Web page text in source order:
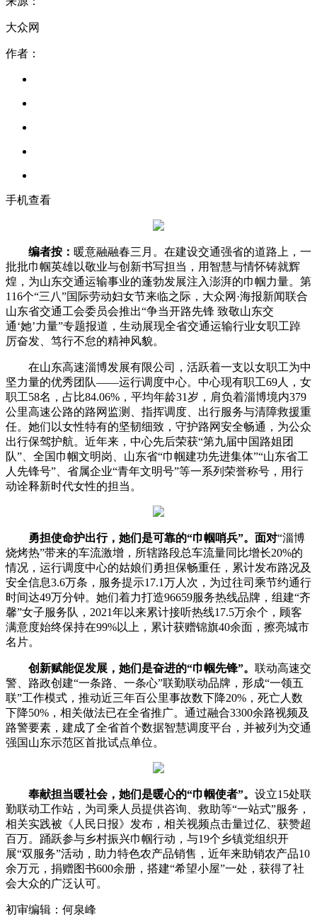
大众网
作者：
手机查看
编者按： 暖意融融春三月。在建设交通强省的道路上，一
批批巾帼英雄以敬业与创新书写担当，用智慧与情怀铸就辉
煌，为山东交通运输事业的蓬勃发展注入澎湃的巾帼力量。第
116个“三八”国际劳动妇女节来临之际，大众网·海报新闻联合
山东省交通工会委员会推出“争当开路先锋 致敬山东交
通‘她’力量”专题报道，生动展现全省交通运输行业女职工踔
厉奋发、笃行不怠的精神风貌。
在山东高速淄博发展有限公司，活跃着一支以女职工为中
坚力量的优秀团队——运行调度中心。中心现有职工69人，女
职工58名，占比84.06%，平均年龄31岁，肩负着淄博境内379
公里高速公路的路网监测、指挥调度、出行服务与清障救援重
任。她们以女性特有的坚韧细致，守护路网安全畅通，为公众
出行保驾护航。近年来，中心先后荣获“第九届中国路姐团
队”、全国巾帼文明岗、山东省“巾帼建功先进集体”“山东省工
人先锋号”、省属企业“青年文明号”等一系列荣誉称号，用行
动诠释新时代女性的担当。
勇担使命护出行，她们是可靠的“巾帼哨兵”。面对“淄博
烧烤热”带来的车流激增，所辖路段总车流量同比增长20%的
情况，运行调度中心的姑娘们勇担保畅重任，累计发布路况及
安全信息3.6万条，服务提示17.1万人次，为过往司乘节约通行
时间达49万分钟。她们着力打造96659服务热线品牌，组建“齐
馨”女子服务队，2021年以来累计接听热线17.5万余个，顾客
满意度始终保持在99%以上，累计获赠锦旗40余面，擦亮城市
名片。
创新赋能促发展，她们是奋进的“巾帼先锋”。 联动高速交
警、路政创建“一条路、一条心”联勤联动品牌，形成“一领五
联”工作模式，推动近三年百公里事故数下降20%，死亡人数
下降50%，相关做法已在全省推广。通过融合3300余路视频及
路警要素，建成了全省首个数据智慧调度平台，并被列为交通
强国山东示范区首批试点单位。
奉献担当暖社会，她们是暖心的“巾帼使者”。 设立15处联
勤联动工作站，为司乘人员提供咨询、救助等“一站式”服务，
相关实践被《人民日报》发布，相关视频点击量过亿、获赞超
百万。踊跃参与乡村振兴巾帼行动，与19个乡镇党组织开
展“双服务”活动，助力特色农产品销售，近年来助销农产品10
余万元，捐赠图书600余册，搭建“希望小屋”一处，获得了社
会大众的广泛认可。
初审编辑：何泉峰